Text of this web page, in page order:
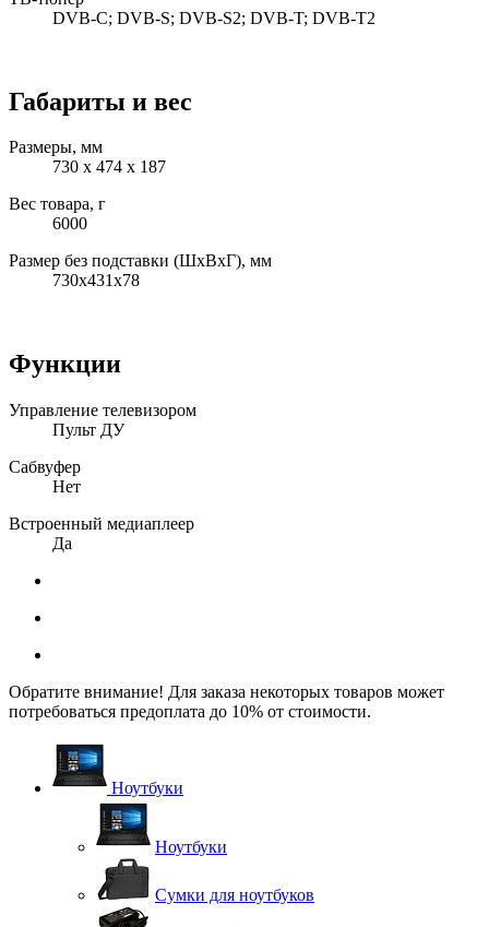
DVB-C; DVB-S; DVB-S2; DVB-T; DVB-T2
Габариты и вес
Размеры, мм
730 x 474 x 187
Вес товара, г
6000
Размер без подставки (ШxВxГ), мм
730x431x78
Функции
Управление телевизором
Пульт ДУ
Сабвуфер
Нет
Встроенный медиаплеер
Да
Обратите внимание! Для заказа некоторых товаров может
потребоваться предоплата до 10% от стоимости.
Ноутбуки
Ноутбуки
Сумки для ноутбуков